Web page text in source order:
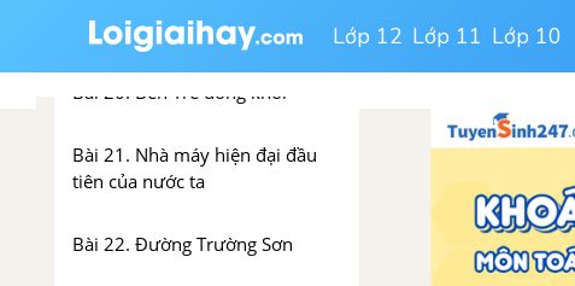
Lớp 12 Lớp 11 Lớp 10
Bài 19. Nước nhà bị chia cắt
Bài 20. Bến Tre đồng khởi
Bài 21. Nhà máy hiện đại đầu
tiên của nước ta
Bài 22. Đường Trường Sơn